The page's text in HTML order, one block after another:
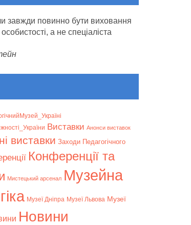
завжди повинно бути виховання
а не спеціаліста
Bиставки Анонси виставок
виставки Заходи Педагогічного
Конференції та
Мистецький арсенал Музейна
Музеї Дніпра Музеї Львова Музеї
Новини